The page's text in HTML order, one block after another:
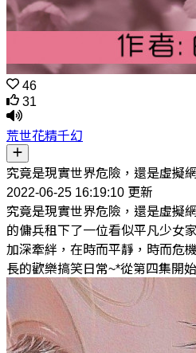
46
31
荒世花精千幻
究竟是現實世界危險，還是虛擬
2022-06-25 16:19:10 更新
究竟是現實世界危險，還是虛擬
的傭兵租下了一位看似平凡少女
加深牽絆，在時而平靜，時而危
長的歡樂搞笑日常~*從第四集開